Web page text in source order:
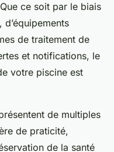
ce soit par le biais
de traitement de
et notifications, le
votre piscine est
de multiples
de praticité,
de la santé